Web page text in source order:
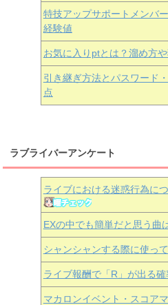
特技アップサポートメンバ
経験値
お気に入りptとは？溜め方
引き継ぎ方法とパスワード
点
ラブライバーアンケート
ライブにおける迷惑行為に
EXの中でも簡単だと思う曲
シャンシャンする際に使っ
ライブ報酬で「R」が出る確
マカロンイベント・スコア